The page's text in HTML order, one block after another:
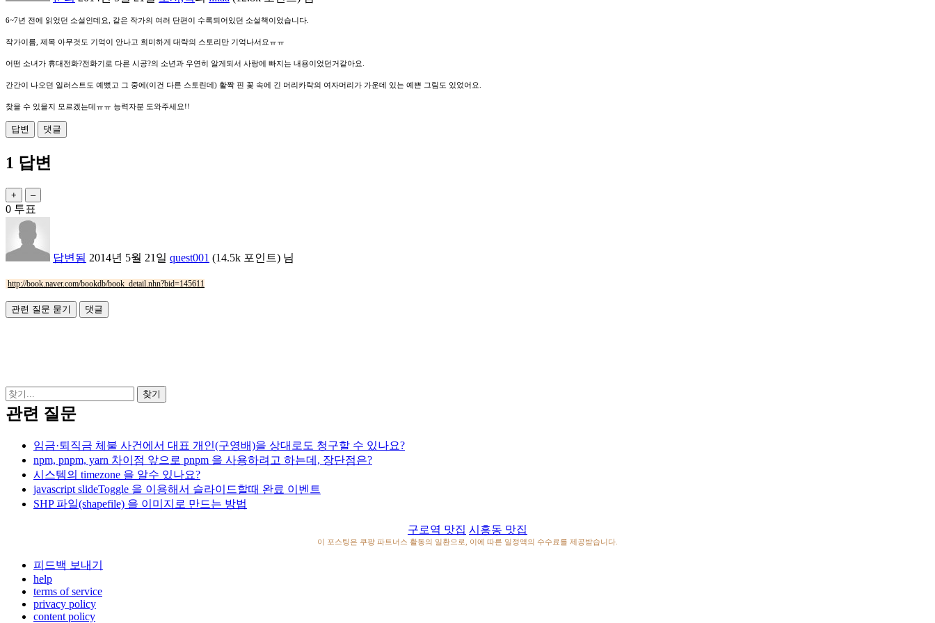
6~7년 전에 읽었던 소설인데요, 같은 작가의 여러 단편이 수록되어있던 소설책이었습니다.
작가이름, 제목 아무것도 기억이 안나고 희미하게 대략의 스토리만 기억나서요ㅠㅠ
어떤 소녀가 휴대전화?전화기로 다른 시공?의 소년과 우연히 알게되서 사랑에 빠지는 내용이었던거같아요.
간간이 나오던 일러스트도 예뻤고 그 중에(이건 다른 스토린데) 활짝 핀 꽃 속에 긴 머리카락의 여자머리가 가운데 있는 예쁜 그림도 있었어요.
찾을 수 있을지 모르겠는데ㅠㅠ 능력자분 도와주세요!!
1 답변
0 투표
답변됨 2014년 5월 21일 quest001 (14.5k 포인트) 님
http://book.naver.com/bookdb/book_detail.nhn?bid=145611
관련 질문
임금·퇴직금 체불 사건에서 대표 개인(구영배)을 상대로도 청구할 수 있나요?
npm, pnpm, yarn 차이점 앞으로 pnpm 을 사용하려고 하는데, 장단점은?
시스템의 timezone 을 알수 있나요?
javascript slideToggle 을 이용해서 슬라이드할때 완료 이벤트
SHP 파일(shapefile) 을 이미지로 만드는 방법
구로역 맛집 시흥동 맛집
이 포스팅은 쿠팡 파트너스 활동의 일환으로, 이에 따른 일정액의 수수료를 제공받습니다.
피드백 보내기
help
terms of service
privacy policy
content policy